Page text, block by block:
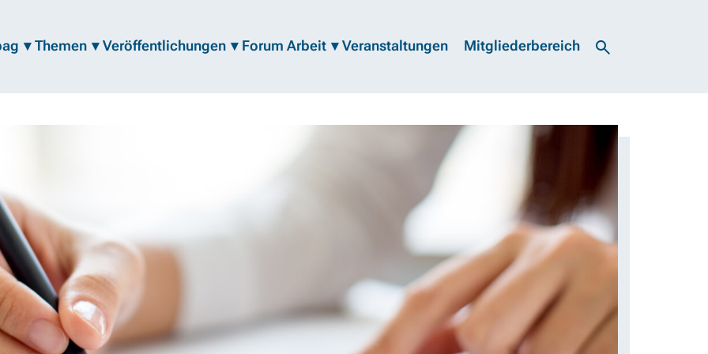
Themen Veröffentlichungen Forum Arbeit Veranstaltungen Mitgliederbereich